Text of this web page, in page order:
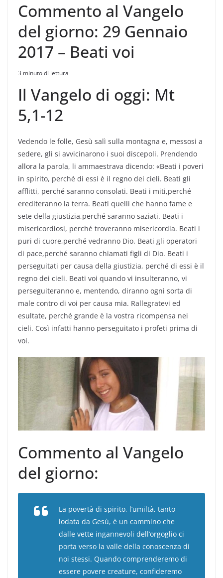
Commento al Vangelo
del giorno: 29 Gennaio
2017 – Beati voi
3 minuto di lettura
Il Vangelo di oggi: Mt
5,1-12
Vedendo le folle, Gesù salì sulla montagna e, messosi a
sedere, gli si avvicinarono i suoi discepoli. Prendendo
allora la parola, li ammaestrava dicendo: «Beati i poveri
in spirito, perché di essi è il regno dei cieli. Beati gli
afflitti, perché saranno consolati. Beati i miti,perché
erediteranno la terra. Beati quelli che hanno fame e
sete della giustizia,perché saranno saziati. Beati i
misericordiosi, perché troveranno misericordia. Beati i
puri di cuore,perché vedranno Dio. Beati gli operatori
di pace,perché saranno chiamati figli di Dio. Beati i
perseguitati per causa della giustizia, perché di essi è il
regno dei cieli. Beati voi quando vi insulteranno, vi
perseguiteranno e, mentendo, diranno ogni sorta di
male contro di voi per causa mia. Rallegratevi ed
esultate, perché grande è la vostra ricompensa nei
cieli. Così infatti hanno perseguitato i profeti prima di
voi.
Commento al Vangelo
del giorno:
La povertà di spirito, l’umiltà, tanto
lodata da Gesù, è un cammino che
dalle vette ingannevoli dell’orgoglio ci
porta verso la valle della conoscenza di
noi stessi. Quando comprenderemo di
essere povere creature, confideremo